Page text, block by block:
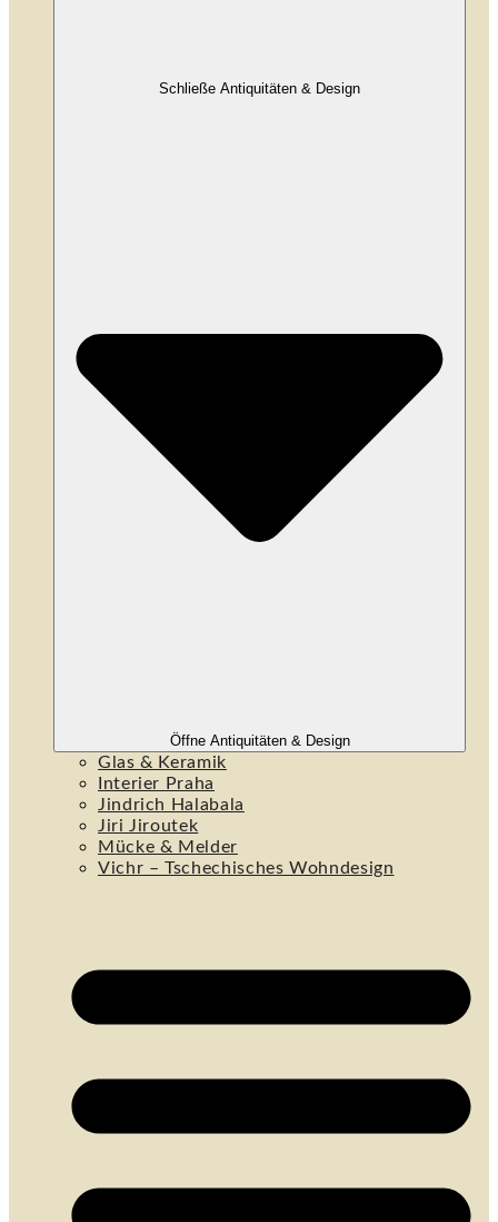
Schließe Antiquitäten & Design
Öffne Antiquitäten & Design
Glas & Keramik
Interier Praha
Jindrich Halabala
Jiri Jiroutek
Mücke & Melder
Vichr – Tschechisches Wohndesign